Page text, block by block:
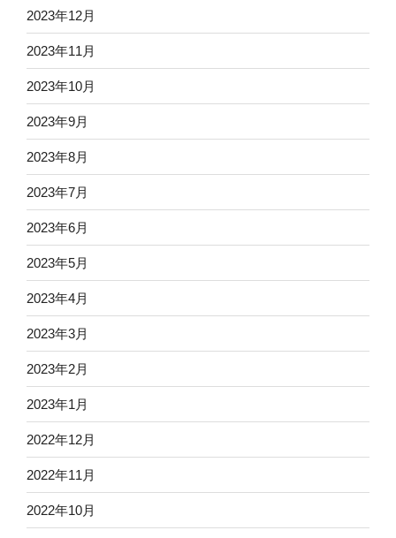
2023年12月
2023年11月
2023年10月
2023年9月
2023年8月
2023年7月
2023年6月
2023年5月
2023年4月
2023年3月
2023年2月
2023年1月
2022年12月
2022年11月
2022年10月